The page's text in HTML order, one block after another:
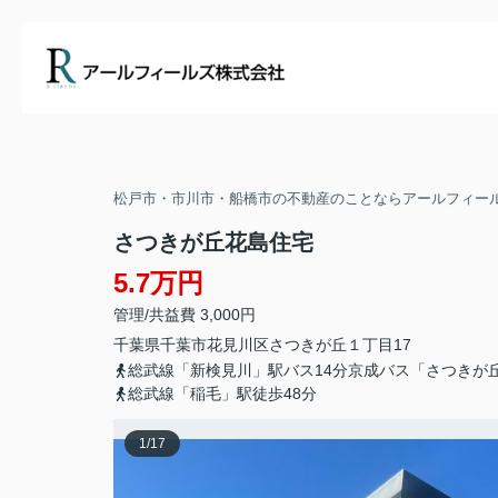
松戸市・市川市・船橋市の不動産のことならアールフィー
さつきが丘花島住宅
5.7万円
管理/共益費 3,000円
千葉県千葉市花見川区さつきが丘 １丁目17
総武線「新検見川」駅バス14分京成バス「さつきが
総武線「稲毛」駅徒歩48分
1/17